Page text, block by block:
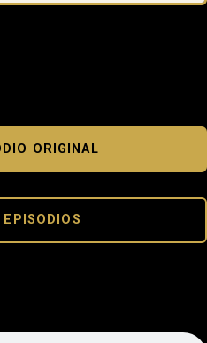
ORIGINAL